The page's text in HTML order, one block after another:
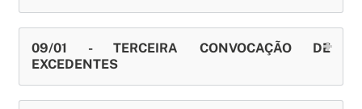
09/01 - TERCEIRA CONVOCAÇÃO DE
EXCEDENTES